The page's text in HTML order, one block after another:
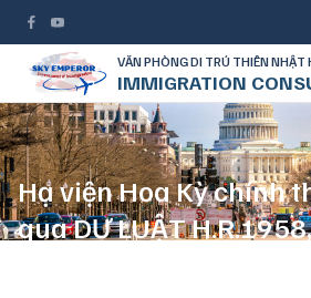
VĂN PHÒNG DI TRÚ THIÊN NHẬT
IMMIGRATION
Hạ viện Hoa Kỳ chính
qua DỰ LUẬT